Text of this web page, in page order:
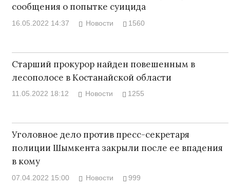
сообщения о попытке суицида
16.05.2022 14:37 Новости 1560
Старший прокурор найден повешенным в
лесополосе в Костанайской области
11.05.2022 18:12 Новости 1255
Уголовное дело против пресс-секретаря
полиции Шымкента закрыли после ее впадения
в кому
07.04.2022 15:00 Новости 999